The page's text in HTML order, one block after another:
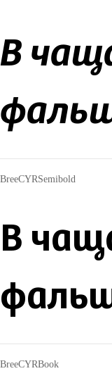
В
BreeCYRSemibold
В
BreeCYRBook